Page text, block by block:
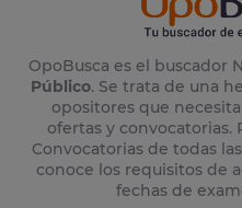
OpoBusca es el buscador
Público. Se trata de una
opositores que
ofertas y convocatorias.
Convocatorias de todas
conoce los requisitos de
fechas de